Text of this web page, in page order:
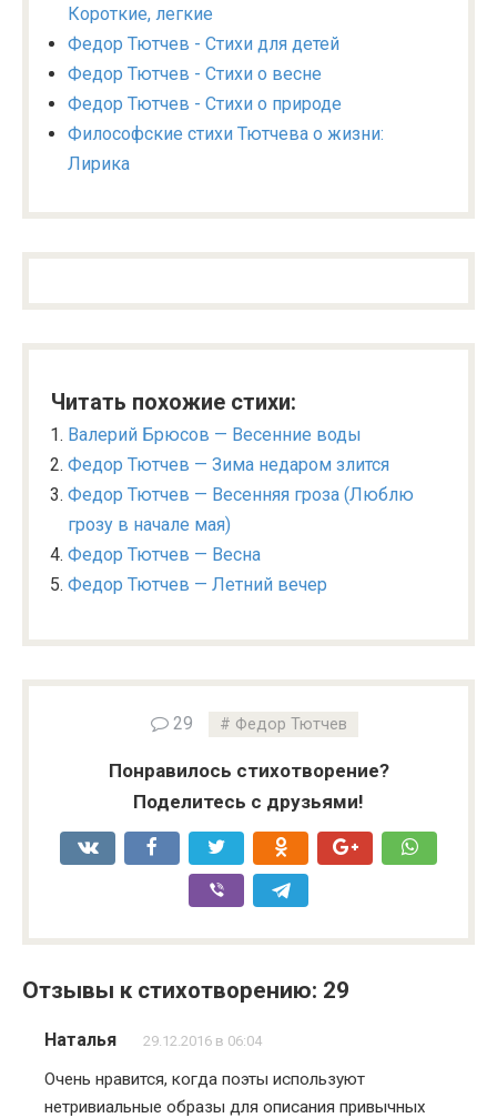
Короткие, легкие
Федор Тютчев - Стихи для детей
Федор Тютчев - Стихи о весне
Федор Тютчев - Стихи о природе
Философские стихи Тютчева о жизни:
Лирика
Читать похожие стихи:
Валерий Брюсов — Весенние воды
Федор Тютчев — Зима недаром злится
Федор Тютчев — Весенняя гроза (Люблю
грозу в начале мая)
Федор Тютчев — Весна
Федор Тютчев — Летний вечер
29 Федор Тютчев
Понравилось стихотворение?
Поделитесь с друзьями!
Отзывы к стихотворению: 29
Наталья 29.12.2016 в 06:04
Очень нравится, когда поэты используют
нетривиальные образы для описания привычных